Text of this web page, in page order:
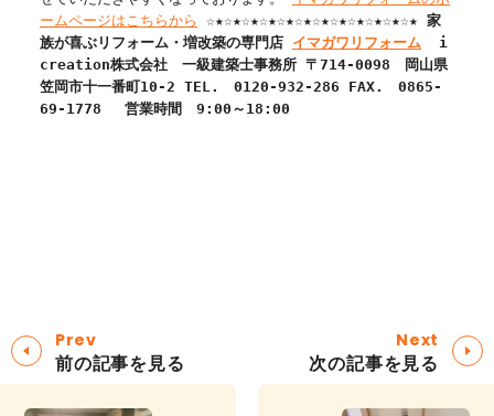
ームページはこちらから
☆★☆★☆★☆★☆★☆★☆★☆★☆★☆★☆★☆★ 家
族が喜ぶリフォーム・増改築の専門店 イマガワリフォーム
i
creation株式会社 一級建築士事務所 〒 714-0098 岡山県
笠岡市十一番町10-2 TEL. 0120-932-286 FAX.
0865-
69-1778
営業時間 9:00～18:00
Prev
前の記事を見る
Next
次の記事を見る